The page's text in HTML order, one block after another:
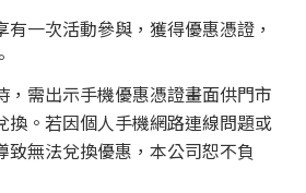
一次活動參與，獲得優惠憑證，
，需出示手機優惠憑證畫面供門市
換。若因個人手機網路連線問題或
致無法兌換優惠，本公司恕不負